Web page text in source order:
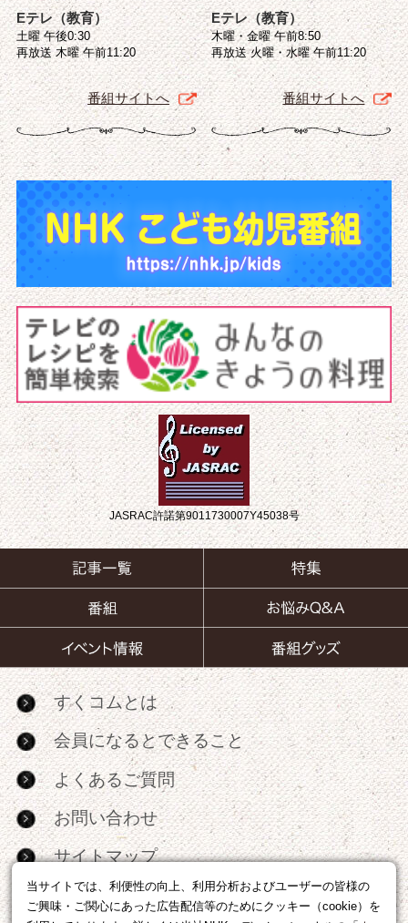
当サイトでは、利便性の向上、利用分析およびユーザーの皆様の
ご興味・ご関心にあった広告配信等のためにクッキー（cookie）を
Eテレ（教育）
土曜 午後0:30
再放送 木曜 午前11:20
番組サイトへ
Eテレ（教育）
木曜・金曜 午前8:50
再放送 火曜・水曜 午前11:20
番組サイトへ
JASRAC許諾第9011730007Y45038号
すくコムとは
会員になるとできること
よくあるご質問
お問い合わせ
サイトマップ
RSS